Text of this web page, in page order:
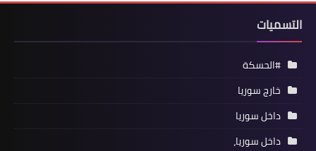
التسميات
#الحسكة
خارج سوريا
داخل سوريا
داخل سوريا،